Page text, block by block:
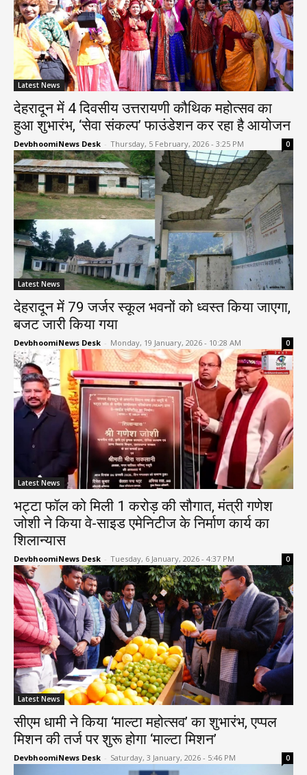
Latest News
देहरादून में 4 दिवसीय उत्तरायणी कौथिक महोत्सव का
हुआ शुभारंभ, ‘सेवा संकल्प’ फाउंडेशन कर रहा है आयोजन
DevbhoomiNews Desk - Thursday, 5 February, 2026 - 3:25 PM 0
Latest News
देहरादून में 79 जर्जर स्कूल भवनों को ध्वस्त किया जाएगा,
बजट जारी किया गया
DevbhoomiNews Desk - Monday, 19 January, 2026 - 10:28 AM 0
Latest News
भट्टा फॉल को मिली 1 करोड़ की सौगात, मंत्री गणेश
जोशी ने किया वे-साइड एमेनिटीज के निर्माण कार्य का
शिलान्यास
DevbhoomiNews Desk - Tuesday, 6 January, 2026 - 4:37 PM 0
Latest News
सीएम धामी ने किया ‘माल्टा महोत्सव’ का शुभारंभ, एप्पल
मिशन की तर्ज पर शुरू होगा ‘माल्टा मिशन’
DevbhoomiNews Desk - Saturday, 3 January, 2026 - 5:46 PM 0